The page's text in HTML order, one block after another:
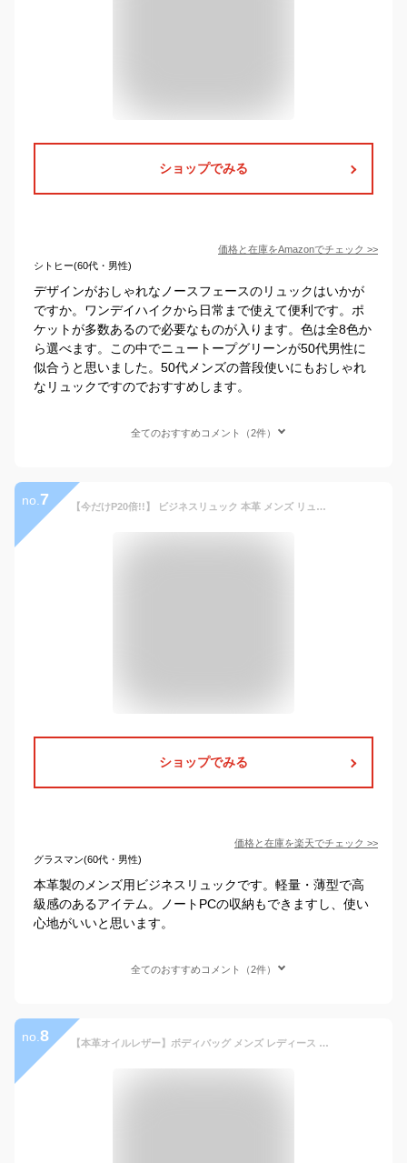
ショップでみる
価格と在庫をAmazonでチェック >>
シトヒー(60代・男性)
デザインがおしゃれなノースフェースのリュックはいかが
ですか。ワンデイハイクから日常まで使えて便利です。ポ
ケットが多数あるので必要なものが入ります。色は全8色か
ら選べます。この中でニュートープグリーンが50代男性に
似合うと思いました。50代メンズの普段使いにもおしゃれ
なリュックですのでおすすめします。
全てのおすすめコメント（2件）
no. 7 【今だけP20倍!!】 ビジネスリュック 本革 メンズ リュック 大容量 A4 軽量 本革リュック ビジネスバッグ 通勤 仕事 出張 大人 男性 高級 ビジネス 人気 多機能 収納 pc収納 パソコン 革 レザー ブランド おしゃれ キャリーオン ラッピング JOYA j4207
ショップでみる
価格と在庫を楽天でチェック >>
グラスマン(60代・男性)
本革製のメンズ用ビジネスリュックです。軽量・薄型で高
級感のあるアイテム。ノートPCの収納もできますし、使い
心地がいいと思います。
全てのおすすめコメント（2件）
no. 8 【本革オイルレザー】ボディバッグ メンズ レディース 本革 本皮 レザー リュック ★REV 7987895 多機能 Vintage 鞄 かばん 父の日 プレゼント ギフト ipad 送料無料